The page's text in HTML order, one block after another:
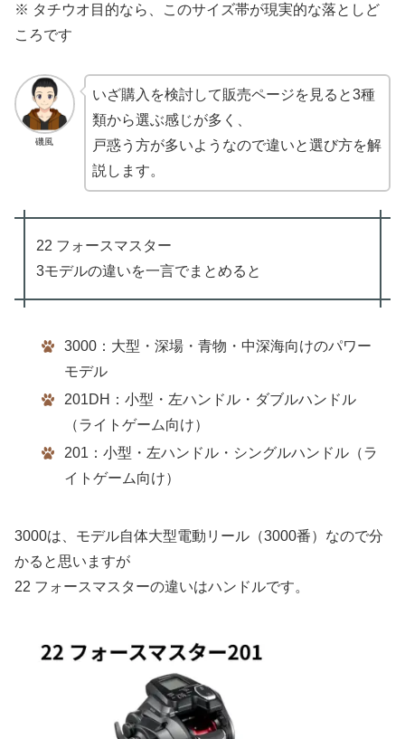
※ タチウオ目的なら、このサイズ帯が現実的な落としど
ころです
磯風
いざ購入を検討して販売ページを見ると3種
類から選ぶ感じが多く、
戸惑う方が多いようなので違いと選び方を解
説します。
22 フォースマスター
3モデルの違いを一言でまとめると
3000：大型・深場・青物・中深海向けのパワー
モデル
201DH：小型・左ハンドル・ダブルハンドル
（ライトゲーム向け）
201：小型・左ハンドル・シングルハンドル（ラ
イトゲーム向け）
3000は、モデル自体大型電動リール（3000番）なので分
かると思いますが
22 フォースマスターの違いはハンドルです。